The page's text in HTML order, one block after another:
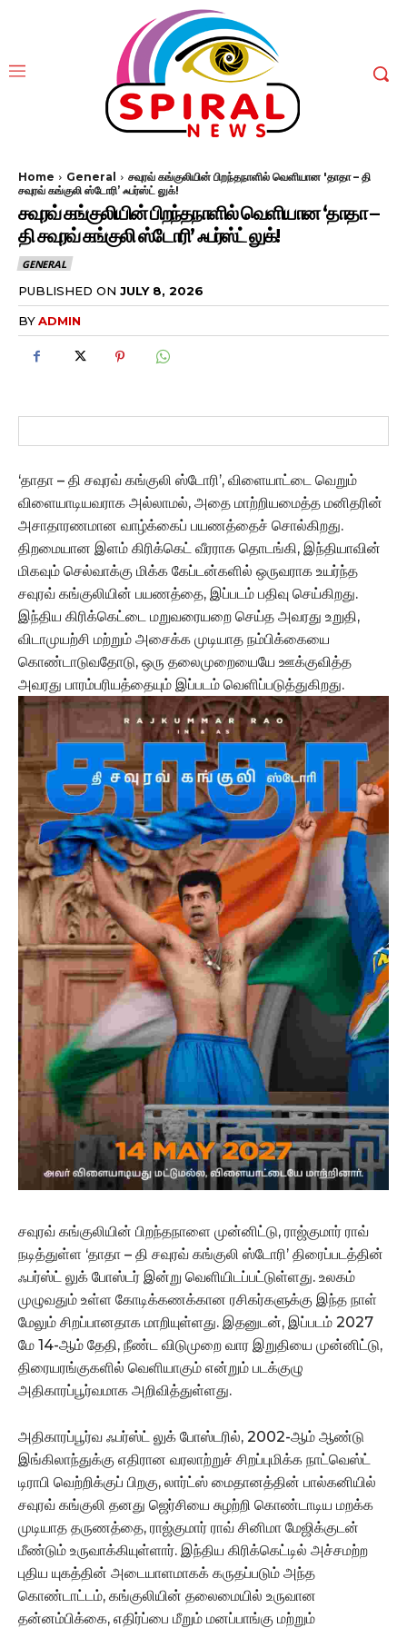
Home General
சவுரவ் கங்குலியின் பிறந்தநாளில் வெளியான 'தாதா – தி
சவுரவ் கங்குலி ஸ்டோரி’ ஃபர்ஸ்ட் லுக்!
சவுரவ் கங்குலியின் பிறந்தநாளில் வெளியான ‘தாதா –
தி சவுரவ் கங்குலி ஸ்டோரி’ ஃபர்ஸ்ட் லுக்!
GENERAL
PUBLISHED ON JULY 8, 2026
BYADMIN
‘தாதா – தி சவுரவ் கங்குலி ஸ்டோரி’, விளையாட்டை வெறும்
விளையாடியவராக அல்லாமல், அதை மாற்றியமைத்த மனிதரின்
அசாதாரணமான வாழ்க்கைப் பயணத்தைச் சொல்கிறது.
திறமையான இளம் கிரிக்கெட் வீரராக தொடங்கி, இந்தியாவின்
மிகவும் செல்வாக்கு மிக்க கேப்டன்களில் ஒருவராக உயர்ந்த
சவுரவ் கங்குலியின் பயணத்தை, இப்படம் பதிவு செய்கிறது.
இந்திய கிரிக்கெட்டை மறுவரையறை செய்த அவரது உறுதி,
விடாமுயற்சி மற்றும் அசைக்க முடியாத நம்பிக்கையை
கொண்டாடுவதோடு, ஒரு தலைமுறையையே ஊக்குவித்த
அவரது பாரம்பரியத்தையும் இப்படம் வெளிப்படுத்துகிறது.
சவுரவ் கங்குலியின் பிறந்தநாளை முன்னிட்டு, ராஜ்குமார் ராவ்
நடித்துள்ள ‘தாதா – தி சவுரவ் கங்குலி ஸ்டோரி’ திரைப்படத்தின்
ஃபர்ஸ்ட் லுக் போஸ்டர் இன்று வெளியிடப்பட்டுள்ளது. உலகம்
முழுவதும் உள்ள கோடிக்கணக்கான ரசிகர்களுக்கு இந்த நாள்
மேலும் சிறப்பானதாக மாறியுள்ளது. இதனுடன், இப்படம் 2027
மே 14-ஆம் தேதி, நீண்ட விடுமுறை வார இறுதியை முன்னிட்டு,
திரையரங்குகளில் வெளியாகும் என்றும் படக்குழு
அதிகாரப்பூர்வமாக அறிவித்துள்ளது.
அதிகாரப்பூர்வ ஃபர்ஸ்ட் லுக் போஸ்டரில், 2002-ஆம் ஆண்டு
இங்கிலாந்துக்கு எதிரான வரலாற்றுச் சிறப்புமிக்க நாட்வெஸ்ட்
டிராபி வெற்றிக்குப் பிறகு, லார்ட்ஸ் மைதானத்தின் பால்கனியில்
சவுரவ் கங்குலி தனது ஜெர்சியை சுழற்றி கொண்டாடிய மறக்க
முடியாத தருணத்தை, ராஜ்குமார் ராவ் சினிமா மேஜிக்குடன்
மீண்டும் உருவாக்கியுள்ளார். இந்திய கிரிக்கெட்டில் அச்சமற்ற
புதிய யுகத்தின் அடையாளமாகக் கருதப்படும் அந்த
கொண்டாட்டம், கங்குலியின் தலைமையில் உருவான
தன்னம்பிக்கை, எதிர்ப்பை மீறும் மனப்பாங்கு மற்றும்